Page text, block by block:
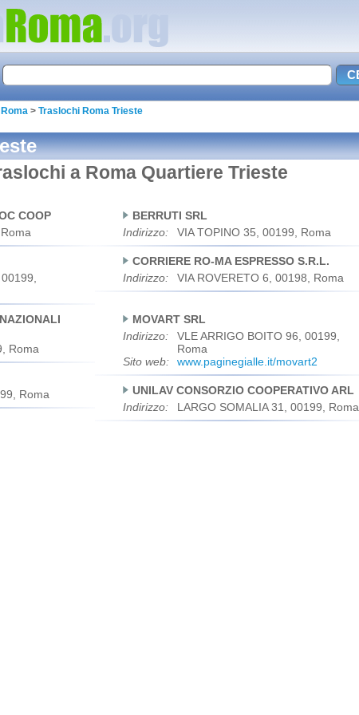
> Traslochi Roma Trieste
a Roma Quartiere Trieste
COOP
BERRUTI SRL
Indirizzo:
VIA TOPINO 35, 00199, Roma
CORRIERE RO-MA ESPRESSO S.R.L.
Indirizzo:
VIA ROVERETO 6, 00198, Roma
Roma
MOVART SRL
Indirizzo:
VLE ARRIGO BOITO 96, 00199,
Roma
Sito web:
www.paginegialle.it/movart2
Roma
UNILAV CONSORZIO COOPERATIVO ARL
Indirizzo:
LARGO SOMALIA 31, 00199, Roma